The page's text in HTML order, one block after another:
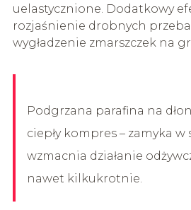
uelastycznione. Dodatkowy
rozjaśnienie drobnych
wygładzenie zmarszczek na
Podgrzana parafina na
ciepły kompres – zamyka
wzmacnia działanie
nawet kilkukrotnie.